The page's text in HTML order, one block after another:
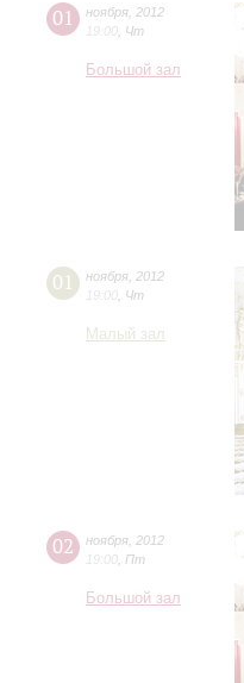
01 ноября 2012
19:00 Чт
Большой зал
01 ноября 2012
19:00 Чт
Малый зал
02 ноября 2012
19:00 Пт
Большой зал